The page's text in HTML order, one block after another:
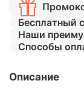
Бесплатный
Наши
Способы
Описание